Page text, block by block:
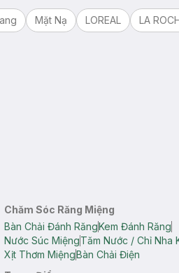
Mặt Nạ LOREAL LA
Chăm Sóc Răng Miệng
Bàn Chải Đánh RăngKem Đánh Răng
Nước Súc MiệngTăm Nước / Chỉ Nha
Xịt Thơm MiệngBàn Chải Điện